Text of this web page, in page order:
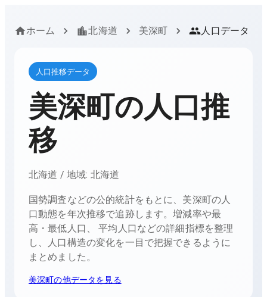
ホーム 北海道 美深町 人口データ
人口推移データ
美深町の人口推
移
北海道 / 地域: 北海道
国勢調査などの公的統計をもとに、 美深町の人
口動態を年次推移で追跡します。増減率や最
高・最低人口、 平均人口などの詳細指標を整理
し、人口構造の変化を一目で把握できるように
まとめました。
美深町の他データを見る